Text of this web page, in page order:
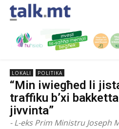
LOKALI POLITIKA
“Min iwiegħed li
traffiku b’xi
jivvinta”
- L-eks Prim Ministru Joseph